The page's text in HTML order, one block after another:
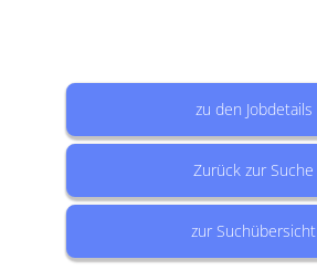
zu den Jobdetails
Zurück zur Suche
zur Suchübersicht